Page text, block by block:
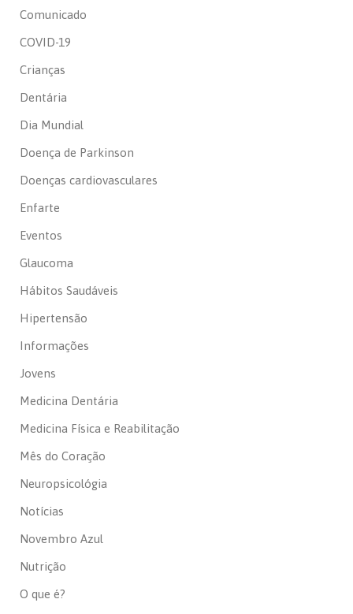
Comunicado
COVID-19
Crianças
Dentária
Dia Mundial
Doença de Parkinson
Doenças cardiovasculares
Enfarte
Eventos
Glaucoma
Hábitos Saudáveis
Hipertensão
Informações
Jovens
Medicina Dentária
Medicina Física e Reabilitação
Mês do Coração
Neuropsicológia
Notícias
Novembro Azul
Nutrição
O que é?